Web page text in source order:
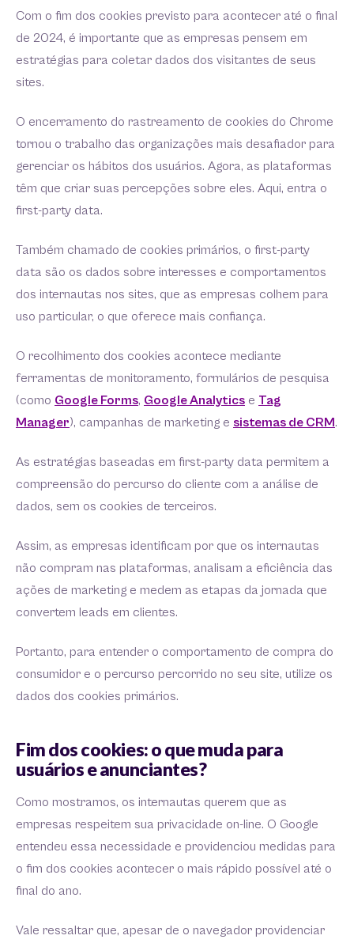
Com o fim dos cookies previsto para acontecer até o final
de 2024, é importante que as empresas pensem em
estratégias para coletar dados dos visitantes de seus
sites.
O encerramento do rastreamento de cookies do Chrome
tornou o trabalho das organizações mais desafiador para
gerenciar os hábitos dos usuários. Agora, as plataformas
têm que criar suas percepções sobre eles. Aqui, entra o
first-party data.
Também chamado de cookies primários, o first-party
data são os dados sobre interesses e comportamentos
dos internautas nos sites, que as empresas colhem para
uso particular, o que oferece mais confiança.
O recolhimento dos cookies acontece mediante
ferramentas de monitoramento, formulários de pesquisa
(como Google Forms, Google Analytics e Tag
Manager), campanhas de marketing e sistemas de CRM.
As estratégias baseadas em first-party data permitem a
compreensão do percurso do cliente com a análise de
dados, sem os cookies de terceiros.
Assim, as empresas identificam por que os internautas
não compram nas plataformas, analisam a eficiência das
ações de marketing e medem as etapas da jornada que
convertem leads em clientes.
Portanto, para entender o comportamento de compra do
consumidor e o percurso percorrido no seu site, utilize os
dados dos cookies primários.
Fim dos cookies: o que muda para
usuários e anunciantes?
Como mostramos, os internautas querem que as
empresas respeitem sua privacidade on-line. O Google
entendeu essa necessidade e providenciou medidas para
o fim dos cookies acontecer o mais rápido possível até o
final do ano.
Vale ressaltar que, apesar de o navegador providenciar